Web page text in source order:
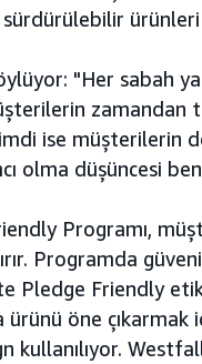
ürünleri
"Her sabah
zamandan
ise müşterilerin
olma düşüncesi
Programı,
Programda
Pledge Friendly
öne
kullanılıyor.